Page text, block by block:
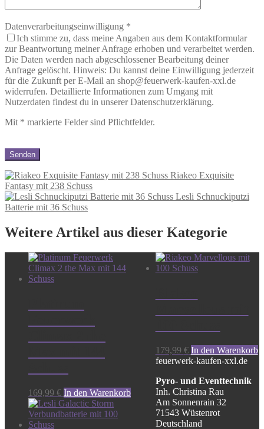
Datenverarbeitungseinwilligung *
Ich stimme zu, dass meine Angaben aus dem Kontaktformular
zur Beantwortung meiner Anfrage erhoben und verarbeitet werden.
Die Daten werden nach abgeschlossener Bearbeitung deiner
Anfrage gelöscht. Hinweis: Du kannst deine Einwilligung jederzeit
für die Zukunft per E-Mail an shop@feuerwerk-kaufen-xxl.de
widerrufen. Detaillierte Informationen zum Umgang mit
Nutzerdaten findest du in unserer Datenschutzerklärung.
Mit * markierte Felder sind Pflichtfelder.
Riakeo Exquisite
Fantasy mit 238 Schuss
Lesli Schnuckiputzi
Batterie mit 36 Schuss
Weitere Artikel aus dieser Kategorie
169,99 € In den Warenkorb
179,99 € In den Warenkorb
feuerwerk-kaufen-xxl.de
Pyro- und Eventtechnik
Inh. Christina Rau
Am Sonnenrain 32
71543 Wüstenrot
Deutschland